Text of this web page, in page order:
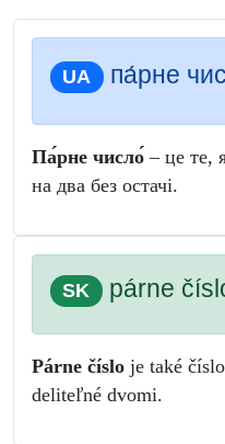
UA па́рне
Па́рне число́ – це те,
на два без остачі.
SK párne
Párne číslo je také
deliteľné dvomi.